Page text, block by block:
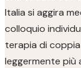
Italia si aggira
colloquio
terapia di
leggermente più